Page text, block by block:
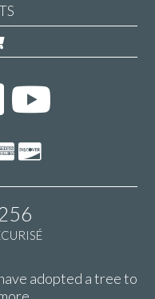
adopted a tree to